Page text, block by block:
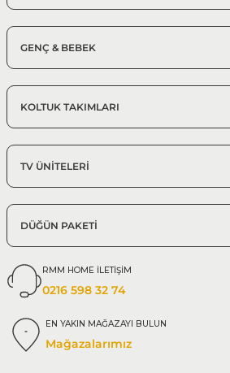
GENÇ & BEBEK
KOLTUK TAKIMLARI
TV ÜNİTELERİ
DÜĞÜN PAKETİ
RMM HOME İLETİŞİM
0216 598 32 74
EN YAKIN MAĞAZAYI BULUN
Mağazalarımız